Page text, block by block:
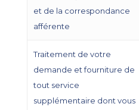
et de la correspondance
afférente
Traitement de votre
demande et fourniture de
tout service
supplémentaire dont vous